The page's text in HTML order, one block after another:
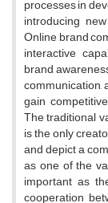
processes in
introducing
Online brand
interactive
brand
communication,
gain
The traditional
is the only
and depict a
as one of the
important as
cooperation